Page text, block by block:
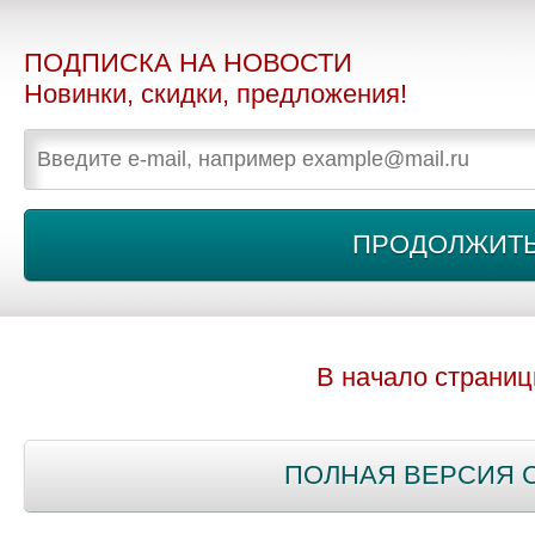
ПОДПИСКА НА НОВОСТИ
Новинки, скидки, предложения!
В начало
ПОЛНАЯ ВЕРСИЯ